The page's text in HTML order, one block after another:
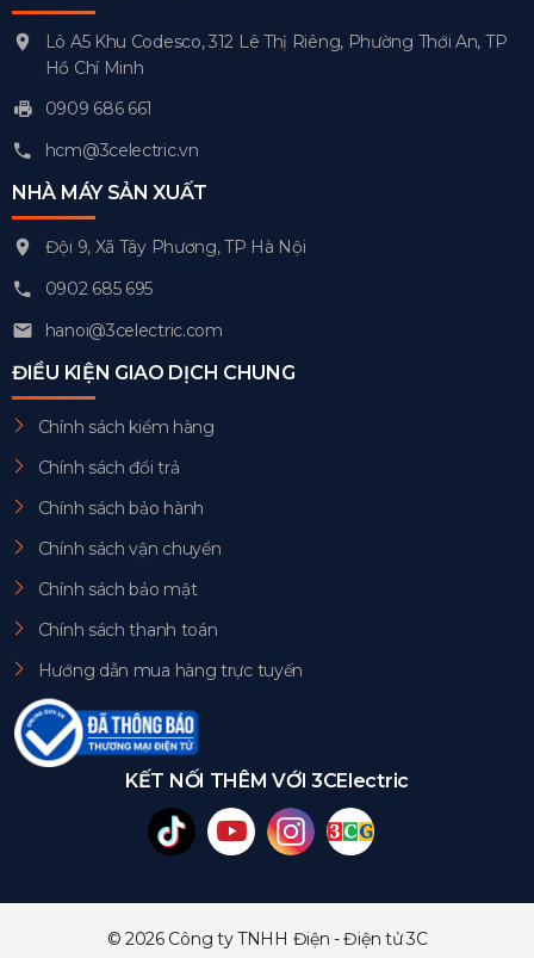
Lô A5 Khu Codesco, 312 Lê Thị Riêng, Phường Thới An, TP
Hồ Chí Minh
0909 686 661
hcm@3celectric.vn
NHÀ MÁY SẢN XUẤT
Đội 9, Xã Tây Phương, TP Hà Nội
0902 685 695
hanoi@3celectric.com
ĐIỀU KIỆN GIAO DỊCH CHUNG
Chính sách kiểm hàng
Chính sách đổi trả
Chính sách bảo hành
Chính sách vận chuyển
Chính sách bảo mật
Chính sách thanh toán
Hướng dẫn mua hàng trực tuyến
KẾT NỐI THÊM VỚI 3CElectric
© 2026 Công ty TNHH Điện - Điện tử 3C